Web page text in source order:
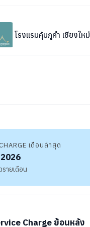
โรงแรมคุ้มภูคำ เชียงใหม่
เดือนล่าสุด
รายเดือน
Charge ย้อนหลัง